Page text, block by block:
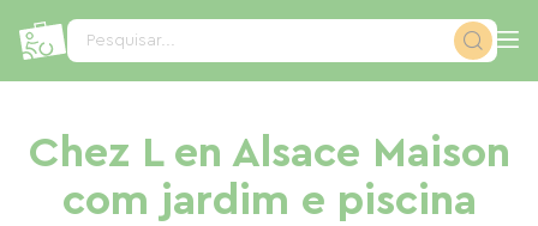
Pesquisar...
Chez L en Alsace Maison
com jardim e piscina
Painel de Gerenciamento de Cookies